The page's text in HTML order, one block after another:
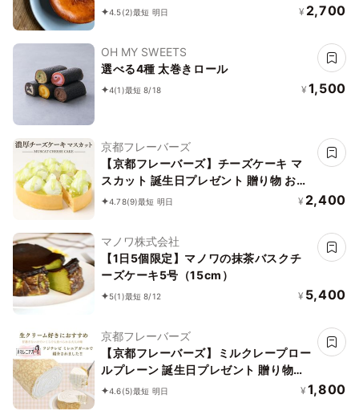
4.5(2)最短 明日 ¥ 2,700
OH MY SWEETS
選べる4種 太巻きロール
4(1)最短 8/18 ¥ 1,500
京都フレーバーズ
【京都フレーバーズ】チーズケーキ マ
スカット 誕生日プレゼント 贈り物 お中
元2026
4.78(9)最短 明日 ¥ 2,400
マノワ株式会社
【1日5個限定】マノワの抹茶バスクチ
ーズケーキ5号（15cm）
5(1)最短 8/12 ¥ 5,400
京都フレーバーズ
【京都フレーバーズ】ミルクレープロー
ルプレーン 誕生日プレゼント 贈り物に
最適 お中元2026
4.6(5)最短 明日 ¥ 1,800